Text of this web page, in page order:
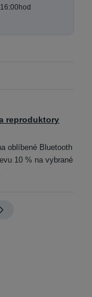
reproduktory
oblíbené Bluetooth
10 % na vybrané